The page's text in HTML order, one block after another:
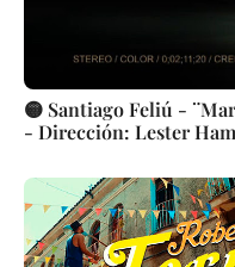
🟡 Santiago Feliú -
- Dirección: Lester